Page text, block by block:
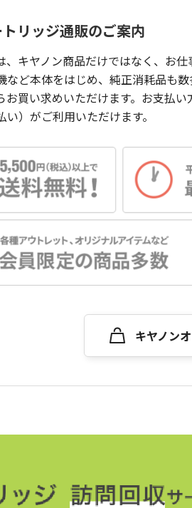
リッジ通販のご案内
、キヤノン商品だけではなく、お
ど本体をはじめ、純正消耗品も数
お買い求めいただけます。お支払
）がご利用いただけます。
キヤノン